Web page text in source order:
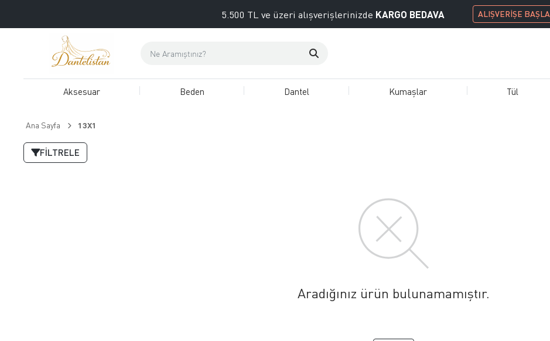
5.500 TL ve üzeri alışverişlerinizde KARGO BEDAVA ALIŞVERİŞE BAŞLA
Aksesuar Beden Dantel Kumaşlar Tül
Ana Sayfa 13X1
FILTRELE
Aradığınız ürün bulunamamıştır.